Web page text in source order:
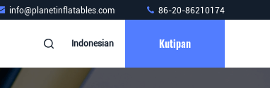
info@planetinflatables.com 86-20-86210174
Indonesian Kutipan